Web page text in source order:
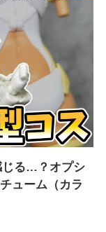
じる…？オプシ
ューム（カラ